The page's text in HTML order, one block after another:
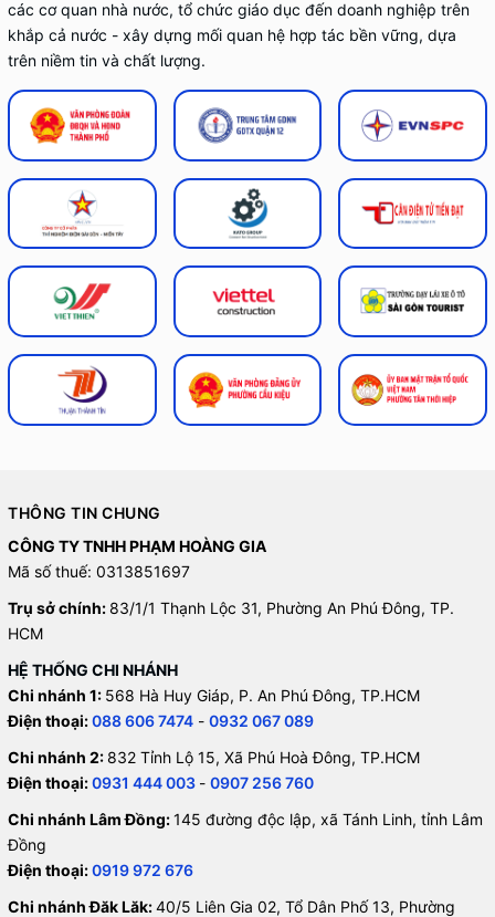
các cơ quan nhà nước, tổ chức giáo dục đến doanh nghiệp trên
khắp cả nước - xây dựng mối quan hệ hợp tác bền vững, dựa
trên niềm tin và chất lượng.
THÔNG TIN CHUNG
CÔNG TY TNHH PHẠM HOÀNG GIA
Mã số thuế: 0313851697
Trụ sở chính: 83/1/1 Thạnh Lộc 31, Phường An Phú Đông, TP.
HCM
HỆ THỐNG CHI NHÁNH
Chi nhánh 1: 568 Hà Huy Giáp, P. An Phú Đông, TP.HCM
Điện thoại:088 606 7474 - 0932 067 089
Chi nhánh 2: 832 Tỉnh Lộ 15, Xã Phú Hoà Đông, TP.HCM
Điện thoại:0931 444 003 - 0907 256 760
Chi nhánh Lâm Đồng:145 đường độc lập, xã Tánh Linh, tỉnh Lâm
Đồng
Điện thoại:0919 972 676
Chi nhánh Đăk Lăk:40/5 Liên Gia 02, Tổ Dân Phố 13, Phường